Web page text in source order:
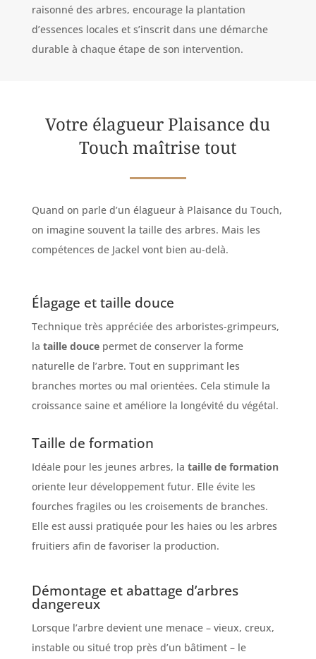
raisonné des arbres, encourage la plantation
d’essences locales et s’inscrit dans une démarche
durable à chaque étape de son intervention.
Votre élagueur Plaisance du
Touch maîtrise tout
Quand on parle d’un élagueur à Plaisance du Touch,
on imagine souvent la taille des arbres. Mais les
compétences de Jackel vont bien au-delà.
Élagage et taille douce
Technique très appréciée des arboristes-grimpeurs,
la taille doucepermet de conserver la forme
naturelle de l’arbre. Tout en supprimant les
branches mortes ou mal orientées. Cela stimule la
croissance saine et améliore la longévité du végétal.
Taille de formation
Idéale pour les jeunes arbres, la taille de formation
oriente leur développement futur. Elle évite les
fourches fragiles ou les croisements de branches.
Elle est aussi pratiquée pour les haies ou les arbres
fruitiers afin de favoriser la production.
Démontage et abattage d’arbres
dangereux
Lorsque l’arbre devient une menace – vieux, creux,
instable ou situé trop près d’un bâtiment – le